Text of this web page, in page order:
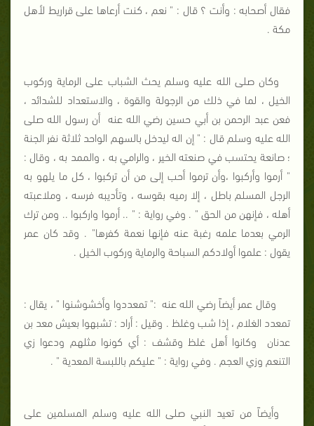
فقال أصحابه : وأنت ؟ قال : " نعم ، كنت أرعاها على قراريط لأهل
مكة .
وكان صلى الله عليه وسلم يحث الشباب على الرماية وركوب
الخيل ، لما في ذلك من الرجولة والقوة ، والاستعداد للشدائد ،
فعن عبد الرحمن بن أبي حسين رضي الله عنه أن رسول الله صلى
الله عليه وسلم قال : " إن اله ليدخل بالسهم الواحد ثلاثة نفر الجنة
؛ صانعة يحتسب في صنعته الخير ، والرامي به ، والممد به ، وقال :
" أرموا وأركبوا ،وأن ترموا أحب إلى من أن تركبوا ، كل ما يلهو به
الرجل المسلم باطل ، إلا رميه بقوسه ، وتأديبه فرسه ، وملاعبته
أهله ، فإنهن من الحق " . وفي رواية : " .. أرموا واركبوا .. ومن ترك
الرمي بعدما علمه رغبة عنه فإنها نعمة كفرها" . وقد كان عمر
يقول : علموا أولادكم السباحة والرماية وركوب الخيل .
وقال عمر أيضاً رضي الله عنه :" تمعددوا وأخشوشنوا " ، يقال :
تمعدد الغلام ، إذا شب وغلظ . وقيل : أراد : تشبهوا بعيش معد بن
عدنان
وكانوا أهل غلظ وقشف : أي كونوا مثلهم ودعوا زي
التنعم وزي العجم . وفي رواية : " عليكم باللبسة المعدية " .
وأيضاً من تعيد النبي صلى الله عليه وسلم المسلمين على